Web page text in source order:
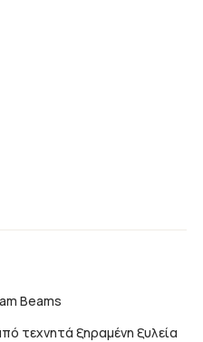
Beams
τεχνητά ξηραμένη ξυλεία